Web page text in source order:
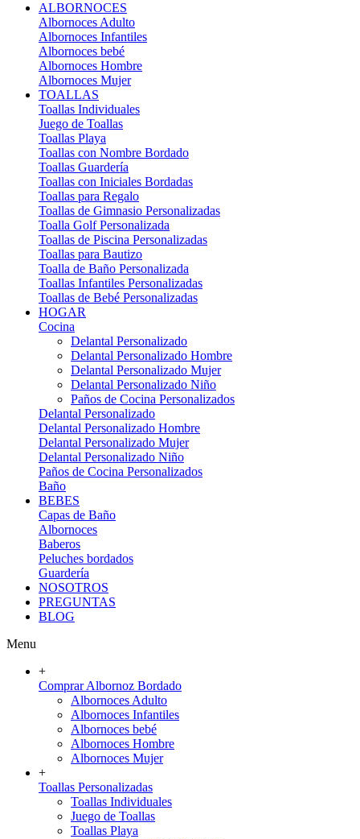
ALBORNOCES
Albornoces Adulto
Albornoces Infantiles
Albornoces bebé
Albornoces Hombre
Albornoces Mujer
TOALLAS
Toallas Individuales
Juego de Toallas
Toallas Playa
Toallas con Nombre Bordado
Toallas Guardería
Toallas con Iniciales Bordadas
Toallas para Regalo
Toallas de Gimnasio Personalizadas
Toalla Golf Personalizada
Toallas de Piscina Personalizadas
Toallas para Bautizo
Toalla de Baño Personalizada
Toallas Infantiles Personalizadas
Toallas de Bebé Personalizadas
HOGAR
Cocina
Delantal Personalizado
Delantal Personalizado Hombre
Delantal Personalizado Mujer
Delantal Personalizado Niño
Paños de Cocina Personalizados
Delantal Personalizado
Delantal Personalizado Hombre
Delantal Personalizado Mujer
Delantal Personalizado Niño
Paños de Cocina Personalizados
Baño
BEBES
Capas de Baño
Albornoces
Baberos
Peluches bordados
Guardería
NOSOTROS
PREGUNTAS
BLOG
Menu
+
Comprar Albornoz Bordado
Albornoces Adulto
Albornoces Infantiles
Albornoces bebé
Albornoces Hombre
Albornoces Mujer
+
Toallas Personalizadas
Toallas Individuales
Juego de Toallas
Toallas Playa